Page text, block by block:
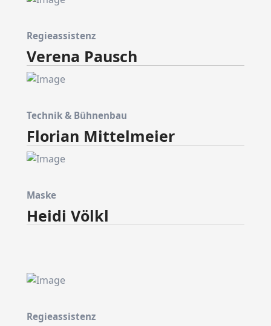
Regieassistenz
Verena Pausch
Technik & Bühnenbau
Florian Mittelmeier
Maske
Heidi Völkl
Regieassistenz